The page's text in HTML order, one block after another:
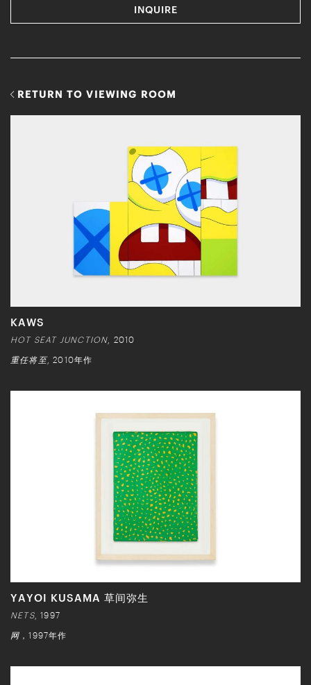
INQUIRE
RETURN TO VIEWING ROOM
KAWS
HOT SEAT JUNCTION , 2010
重任将至, 2010年作
YAYOI KUSAMA 草间弥生
NETS, 1997
网 ，1997年作